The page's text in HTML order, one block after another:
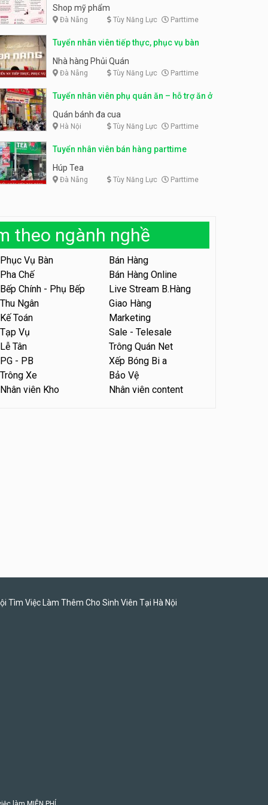
Tuyển nhân viên pha chế,
Tuyển nhân viên phục vụ ca
tối – quán kem dừa
Quán kem dừa
Tuyển nhân viên phụ bếp –
Bún Đậu Mắm Tôm – Bếp
Bún Đậu Mắm Tôm - Bếp Tiên
Tuyển nhân viên phụ quán ăn
– hỗ trợ ăn ở
Quán bánh đa cua
Tuyển nhân viên sale,
marketing
Tuyển nhân viên bán hàng
parttime
GÀ GÔ FASTFOOD
Tuyển nhân viên bán hàng
parttime
tiệm trà sữa
TRÀ SỮA THÁI LAN
SONGKRAN
Tuyển nhân viên tư vấn bán
Nhà hàng Phố Men Chill
phẩm
Shop mỹ phẩm
Đà Nẵng Tùy Năng Lực Parttime
Tuyển nhân viên tiếp thực, phục vụ bàn
Nhà hàng Phủi Quán
Đà Nẵng Tùy Năng Lực Parttime
Tuyển nhân viên phụ quán ăn – hỗ trợ ăn ở
Quán bánh đa cua
Hà Nội Tùy Năng Lực Parttime
Tuyển nhân viên bán hàng parttime
Húp Tea
Đà Nẵng Tùy Năng Lực Parttime
theo ngành nghề
Phục Vụ Bàn
Bán Hàng
Pha Chế
Bán Hàng Online
Bếp Chính - Phụ Bếp
Live Stream B.Hàng
Thu Ngân
Giao Hàng
Kế Toán
Marketing
Tạp Vụ
Sale - Telesale
Lễ Tân
Trông Quán Net
PG - PB
Xếp Bóng Bi a
Trông Xe
Bảo Vệ
Nhân viên Kho Nhân viên content
Tìm Việc Làm Thêm Cho Sinh Viên Tại Hà Nội